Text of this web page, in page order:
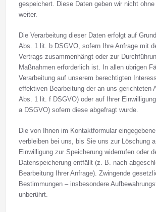
gespeichert. Diese Daten geben wir nicht
weiter.
Die Verarbeitung dieser Daten erfolgt auf
Abs. 1 lit. b DSGVO, sofern Ihre Anfrage mit
Vertrags zusammenhängt oder zur
Maßnahmen erforderlich ist. In allen übrigen
Verarbeitung auf unserem berechtigten
effektiven Bearbeitung der an uns gerichteten
Abs. 1 lit. f DSGVO) oder auf Ihrer
a DSGVO) sofern diese abgefragt wurde.
Die von Ihnen im Kontaktformular
verbleiben bei uns, bis Sie uns zur Löschung
Einwilligung zur Speicherung widerrufen oder
Datenspeicherung entfällt (z. B. nach
Bearbeitung Ihrer Anfrage). Zwingende
Bestimmungen – insbesondere
unberührt.